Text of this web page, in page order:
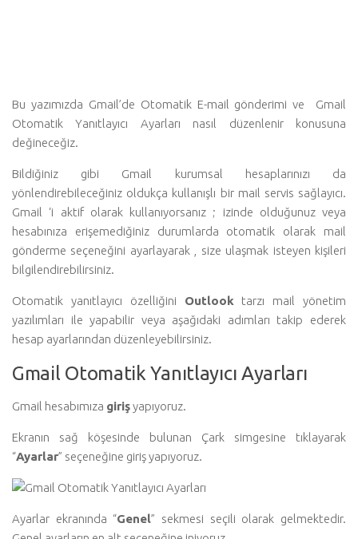
Bu yazımızda Gmail’de Otomatik E-mail gönderimi ve Gmail
Otomatik Yanıtlayıcı Ayarları nasıl düzenlenir konusuna
değineceğiz.
Bildiğiniz gibi Gmail kurumsal hesaplarınızı da
yönlendirebileceğiniz oldukça kullanışlı bir mail servis sağlayıcı.
Gmail ‘i aktif olarak kullanıyorsanız ; izinde olduğunuz veya
hesabınıza erişemediğiniz durumlarda otomatik olarak mail
gönderme seçeneğini ayarlayarak , size ulaşmak isteyen kişileri
bilgilendirebilirsiniz.
Otomatik yanıtlayıcı özelliğini Outlook tarzı mail yönetim
yazılımları ile yapabilir veya aşağıdaki adımları takip ederek
hesap ayarlarından düzenleyebilirsiniz.
Gmail Otomatik Yanıtlayıcı Ayarları
Gmail hesabımıza girişyapıyoruz.
Ekranın sağ köşesinde bulunan Çark simgesine tıklayarak
“Ayarlar” seçeneğine giriş yapıyoruz.
Ayarlar ekranında “Genel” sekmesi seçili olarak gelmektedir.